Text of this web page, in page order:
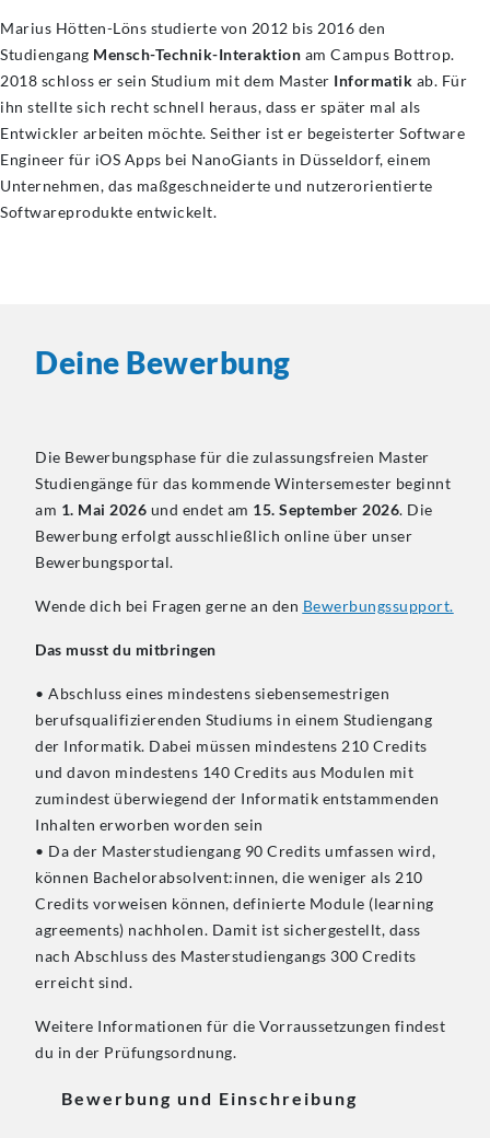
Marius Hötten-Löns studierte von 2012 bis 2016 den
Studiengang Mensch-Technik-Interaktion am Campus Bottrop.
2018 schloss er sein Studium mit dem Master Informatik ab. Für
ihn stellte sich recht schnell heraus, dass er später mal als
Entwickler arbeiten möchte. Seither ist er begeisterter Software
Engineer für iOS Apps bei NanoGiants in Düsseldorf, einem
Unternehmen, das maßgeschneiderte und nutzerorientierte
Softwareprodukte entwickelt.
Deine Bewerbung
Die Bewerbungsphase für die zulassungsfreien Master
Studiengänge für das kommende Wintersemester beginnt
am 1. Mai 2026 und endet am 15. September 2026. Die
Bewerbung erfolgt ausschließlich online über unser
Bewerbungsportal.
Wende dich bei Fragen gerne an den Bewerbungssupport.
Das musst du mitbringen
• Abschluss eines mindestens siebensemestrigen
berufsqualifizierenden Studiums in einem Studiengang
der Informatik. Dabei müssen mindestens 210 Credits
und davon mindestens 140 Credits aus Modulen mit
zumindest überwiegend der Informatik entstammenden
Inhalten erworben worden sein
• Da der Masterstudiengang 90 Credits umfassen wird,
können Bachelorabsolvent:innen, die weniger als 210
Credits vorweisen können, definierte Module (learning
agreements) nachholen. Damit ist sichergestellt, dass
nach Abschluss des Masterstudiengangs 300 Credits
erreicht sind.
Weitere Informationen für die Vorraussetzungen findest
du in der Prüfungsordnung.
Bewerbung und Einschreibung